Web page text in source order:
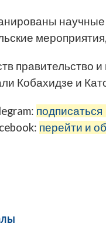
правительство
Кобахидзе и
подписаться
перейти и